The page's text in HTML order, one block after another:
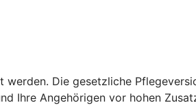
Die gesetzliche
Ihre Angehörigen vor hohen